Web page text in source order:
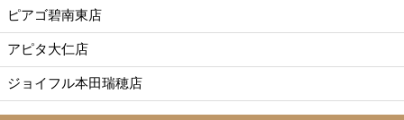
ピアゴ碧南東店
アピタ大仁店
ジョイフル本田瑞穂店